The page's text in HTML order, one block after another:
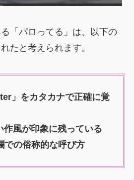
「パロってる」は、以下の
たと考えられます。
」をカタカナで正確に覚
作風が印象に残っている
での俗称的な呼び方